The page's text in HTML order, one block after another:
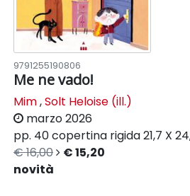
9791255190806
Me ne vado!
Mim,Solt Heloise (ill.)
marzo 2026
pp. 40copertina rigida21,7 X
€ 16,00
€ 15,20
novità